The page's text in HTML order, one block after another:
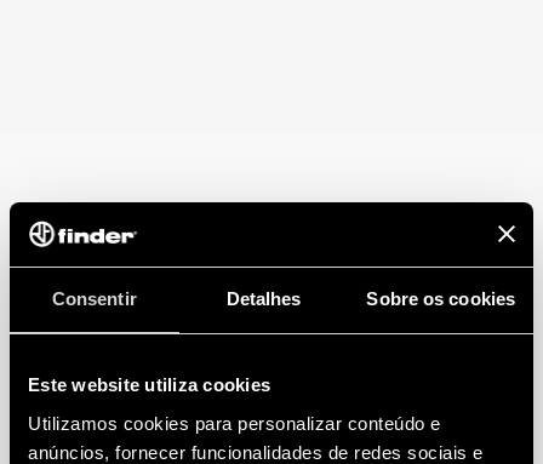
Consentir Detalhes Sobre os cookies
Este website utiliza cookies
Utilizamos cookies para personalizar conteúdo e
anúncios, fornecer funcionalidades de redes sociais e